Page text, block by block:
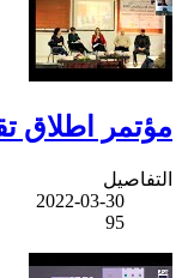
مؤتمر اطلاق
التفاصيل
2022-03-30
95